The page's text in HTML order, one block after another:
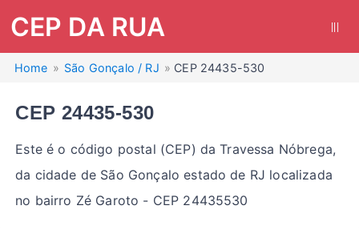
CEP DA RUA
Home São Gonçalo / RJ CEP 24435-530
CEP 24435-530
Este é o código postal (CEP) da Travessa Nóbrega,
da cidade de São Gonçalo estado de RJ localizada
no bairro Zé Garoto - CEP 24435530